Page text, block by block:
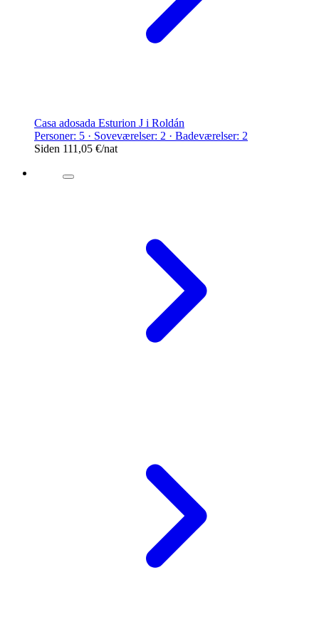
Casa adosada Esturion J i Roldán
Personer: 5 · Soveværelser: 2 · Badeværelser: 2
Siden 111,05 €/nat